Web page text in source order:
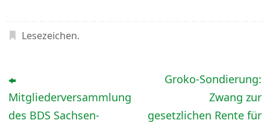
Lesezeichen.
Mitgliederversammlung
des BDS Sachsen-
Groko-Sondierung:
Zwang zur
gesetzlichen Rente für